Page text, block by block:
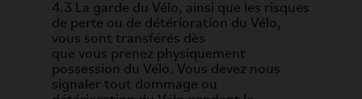
4.3 La garde du Vélo, ainsi que les risques
de perte ou de détérioration du Vélo,
vous sont transférés dès
que vous prenez physiquement
possession du Vélo. Vous devez nous
signaler tout dommage ou